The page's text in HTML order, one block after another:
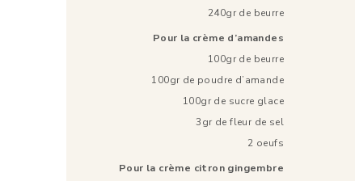
240gr de beurre
Pour la crème d’amandes
100gr de beurre
100gr de poudre d’amande
100gr de sucre glace
3gr de fleur de sel
2 oeufs
Pour la crème citron gingembre